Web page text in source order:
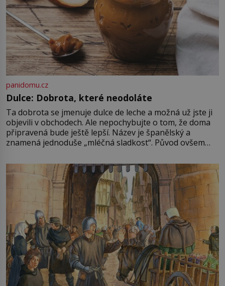
panidomu.cz
Dulce: Dobrota, které neodoláte
Ta dobrota se jmenuje dulce de leche a možná už jste ji
objevili v obchodech. Ale nepochybujte o tom, že doma
připravená bude ještě lepší. Název je španělský a
znamená jednoduše „mléčná sladkost“. Původ ovšem
pře hned několik latinskoamerických zemí a k tomu
Francie, kde se traduje,